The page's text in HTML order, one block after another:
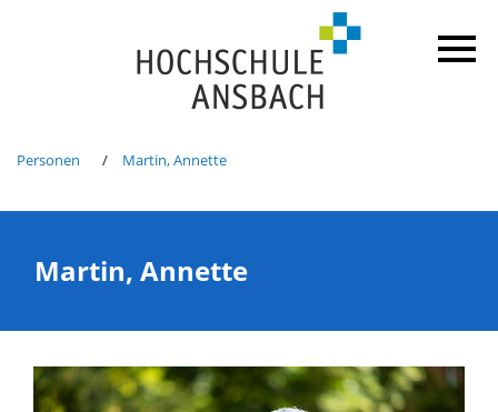
Personen Martin, Annette
Martin, Annette